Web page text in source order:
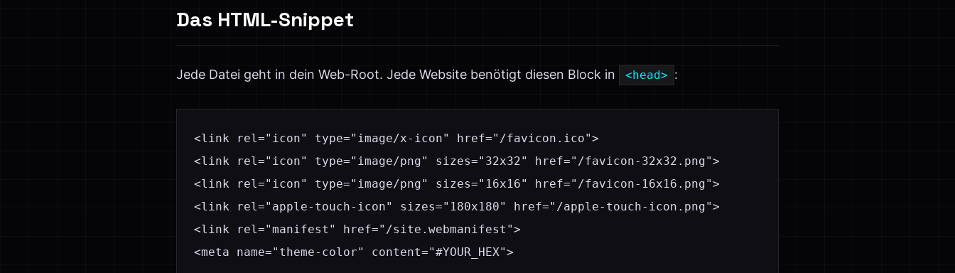
Das HTML-Snippet
Jede Datei geht in dein Web-Root. Jede Website benötigt diesen Block in <head> :
<link rel="icon" type="image/x-icon" href="/favicon.ico">
<link rel="icon" type="image/png" sizes="32x32" href="/favicon-32x32.png">
<link rel="icon" type="image/png" sizes="16x16" href="/favicon-16x16.png">
<link rel="apple-touch-icon" sizes="180x180" href="/apple-touch-icon.png">
<link rel="manifest" href="/site.webmanifest">
<meta name="theme-color" content="#YOUR_HEX">